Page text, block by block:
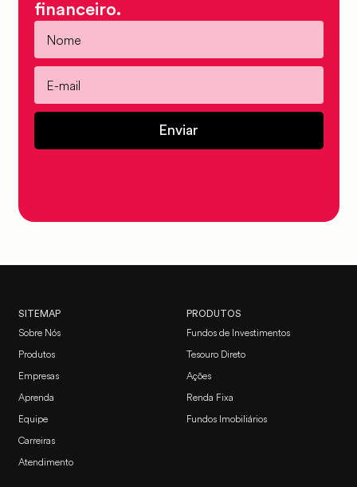
financeiro.
Enviar
SITEMAP
Sobre Nós
Produtos
Empresas
Aprenda
Equipe
Carreiras
Atendimento
PRODUTOS
Fundos de Investimentos
Tesouro Direto
Ações
Renda Fixa
Fundos Imobiliários